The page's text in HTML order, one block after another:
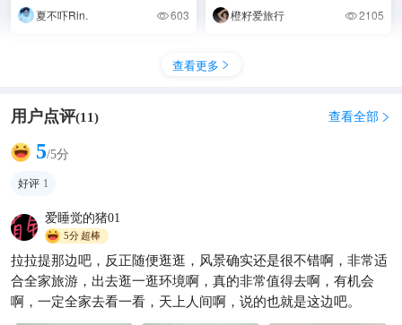
夏不吓Rin. 603
那拉提国际滑雪场内设置有直
升机乘坐观景娱乐项目，游客
可以通过该项目体验直升机滑
橙籽爱旅行 2105
查看更多 
用户点评(11) 查看全部 
5/5分
好评 1
爱睡觉的猪01
5分超棒
拉拉提那边吧，反正随便逛逛，风景确实还是很不错啊，非常适
合全家旅游，出去逛一逛环境啊，真的非常值得去啊，有机会
啊，一定全家去看一看，天上人间啊，说的也就是这边吧。